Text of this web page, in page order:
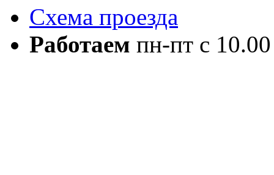
Схема проезда
Работаем пн-пт с